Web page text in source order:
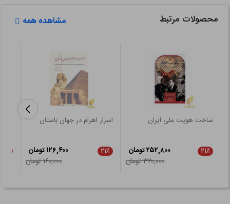
محصولات مرتبط مشاهده همه
ساخت هویت ملی ایران
۲۱٪
۲۵۲,۸۰۰ تومان
۳۲۰,۰۰۰ تومان
اسرار اهرام در جهان باستان
۲۱٪
۱۲۶,۴۰۰ تومان
۱۶۰,۰۰۰ تومان